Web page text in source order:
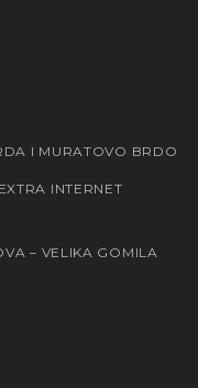
I MURATOVO BRDO
INTERNET
– VELIKA GOMILA